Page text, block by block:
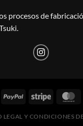
procesos de
LEGAL Y CONDICIONES